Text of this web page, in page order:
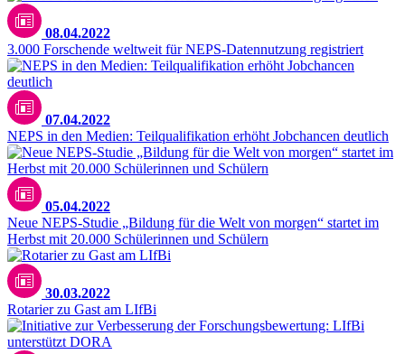
08.04.2022
3.000 Forschende weltweit für NEPS-Datennutzung registriert
07.04.2022
NEPS in den Medien: Teilqualifikation erhöht Jobchancen deutlich
05.04.2022
Neue NEPS-Studie „Bildung für die Welt von morgen“ startet im
Herbst mit 20.000 Schülerinnen und Schülern
30.03.2022
Rotarier zu Gast am LIfBi